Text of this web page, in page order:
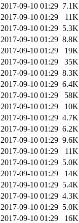
2017-09-10 01:29 7.1K
2017-09-10 01:29
11K
2017-09-10 01:29 5.3K
2017-09-10 01:29 8.8K
2017-09-10 01:29
19K
2017-09-10 01:29
35K
2017-09-10 01:29 8.3K
2017-09-10 01:29 6.4K
2017-09-10 01:29
58K
2017-09-10 01:29
10K
2017-09-10 01:29 4.7K
2017-09-10 01:29 6.2K
2017-09-10 01:29 9.6K
2017-09-10 01:29
11K
2017-09-10 01:29 5.0K
2017-09-10 01:29
14K
2017-09-10 01:29 5.4K
2017-09-10 01:29 4.3K
2017-09-10 01:29 5.0K
2017-09-10 01:29
16K